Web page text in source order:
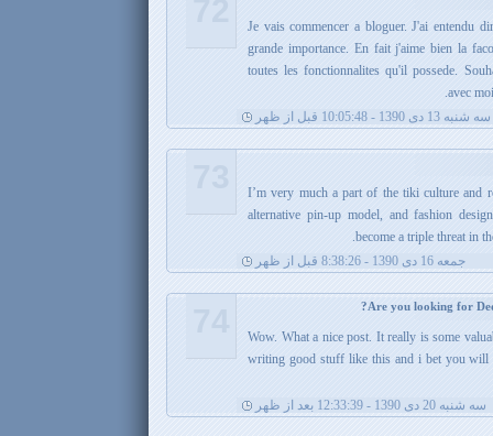
Je vais commencer a bloguer. J'ai entendu
grande importance. En fait j'aime bien la
toutes les fonctionnalites qu'il possede.
avec
سه شنبه 13 دی 1390 - 10:05:48 قبل از ظهر
I’m very much a part of the tiki culture and
alternative pin-up model, and fashion
become a triple threat in
جمعه 16 دی 1390 - 8:38:26 قبل از ظهر
Wow. What a nice post. It really is some
writing good stuff like this and i bet you will
سه شنبه 20 دی 1390 - 12:33:39 بعد از ظهر